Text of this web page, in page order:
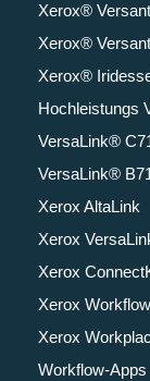
Xerox®
Xerox®
Xerox®
Hochleistungs
VersaLink®
VersaLink®
Xerox AltaLink
Xerox
Xerox
Xerox
Xerox
Workflow-Apps